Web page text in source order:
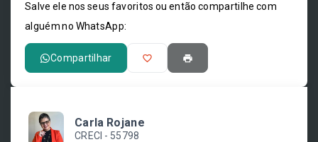
Salve ele nos seus favoritos ou então compartilhe com
alguém no WhatsApp:
Compartilhar
Carla Rojane
CRECI - 55798